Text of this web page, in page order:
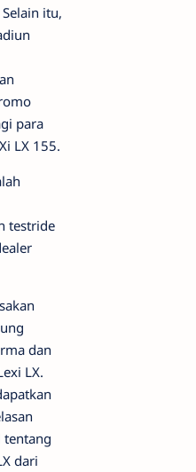
itu,
para
LX 155.
testride
dan
LX.
tentang
dari